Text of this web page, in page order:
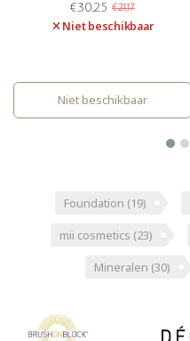
droge lippen te verminderen.
€30,25 €21,17
Niet beschikbaar
Niet beschikbaar
Foundation (19)
mii cosmetics (23)
Mineralen (30)